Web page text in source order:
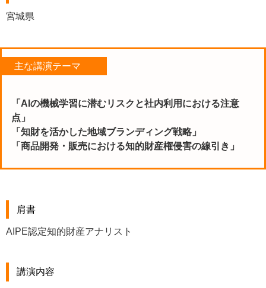
宮城県
主な講演テーマ
「AIの機械学習に潜むリスクと社内利用における注意
点」
「知財を活かした地域ブランディング戦略」
「商品開発・販売における知的財産権侵害の線引き」
肩書
AIPE認定知的財産アナリスト
講演内容